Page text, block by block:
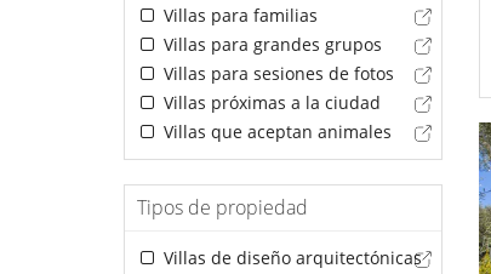
Villas para familias
Villas para grandes grupos
Villas para sesiones de fotos
Villas próximas a la ciudad
Villas que aceptan animales
Tipos de propiedad
Villas de diseño arquitectónicas